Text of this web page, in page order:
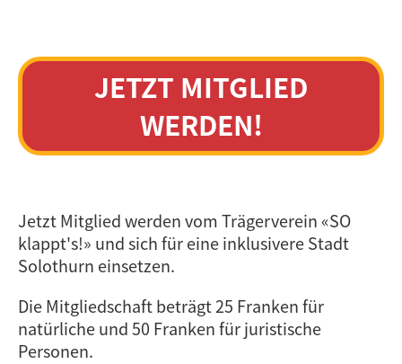
JETZT MITGLIED
WERDEN!
Jetzt Mitglied werden vom Trägerverein «SO
klappt's!» und sich für eine inklusivere Stadt
Solothurn einsetzen.
Die Mitgliedschaft beträgt 25 Franken für
natürliche und 50 Franken für juristische
Personen.